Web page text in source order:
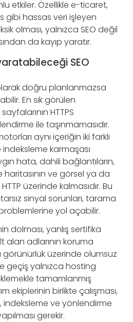
etkiler. Özellikle e-ticaret,
gibi hassas veri işleyen
olması, yalnızca SEO değil
da kayıp yaratır.
SEO
doğru planlanmazsa
En sık görülen
HTTPS
ile taşınmamasıdır.
aynı içeriğin iki farklı
karmaşası
hata, dahili bağlantıların,
haritasının ve görsel ya da
üzerinde kalmasıdır. Bu
sinyal sorunları, tarama
yol açabilir.
dolması, yanlış sertifika
alan adlarının koruma
görünürlük üzerinde olumsuz
geçiş yalnızca hosting
tamamlanmış
ekiplerinin birlikte çalışması,
indeksleme ve yönlendirme
gerekir.